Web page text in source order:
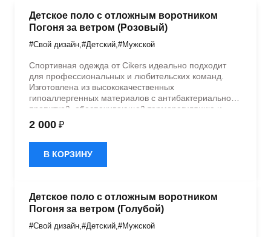
Детское поло с отложным воротником
Погоня за ветром (Розовый)
#Свой дизайн #Детский #Мужской
Спортивная одежда от Cikers идеально подходит
для профессиональных и любительских команд.
Изготовлена из высококачественных
гипоаллергенных материалов с антибактериальной
пропиткой, обеспечивающей терморегуляцию и
быстрое влагоотведение. Одежда обладает
эластичностью в 5 направлениях и стильным
дизайном.
2 000 ₽
В КОРЗИНУ
Детское поло с отложным воротником
Погоня за ветром (Голубой)
#Свой дизайн #Детский #Мужской